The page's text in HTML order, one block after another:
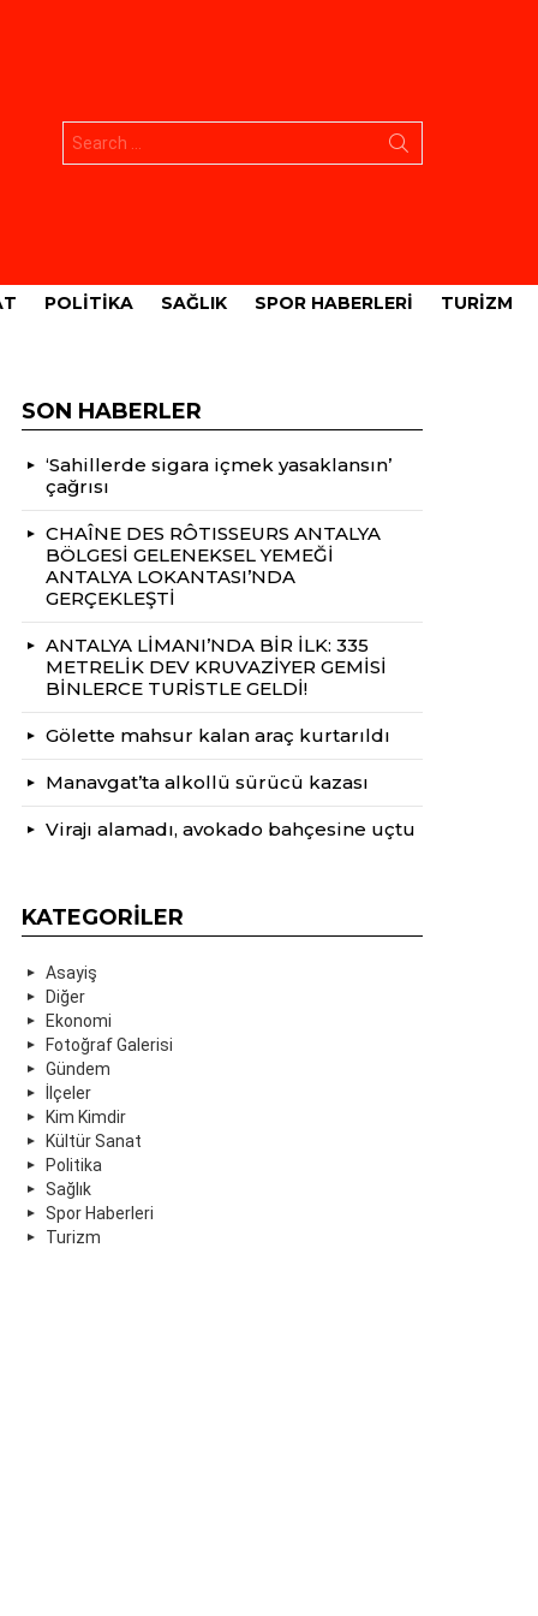
POLITIKA SAĞLIK SPOR HABERLERI TURIZM
SON HABERLER
‘Sahillerde sigara içmek yasaklansın’
çağrısı
CHAÎNE DES RÔTISSEURS ANTALYA
BÖLGESİ GELENEKSEL YEMEĞİ
ANTALYA LOKANTASI’NDA
GERÇEKLEŞTİ
ANTALYA LİMANI’NDA BİR İLK: 335
METRELİK DEV KRUVAZİYER GEMİSİ
BİNLERCE TURİSTLE GELDİ!
Gölette mahsur kalan araç kurtarıldı
Manavgat’ta alkollü sürücü kazası
Virajı alamadı, avokado bahçesine uçtu
KATEGORILER
Asayiş
Diğer
Ekonomi
Fotoğraf Galerisi
Gündem
İlçeler
Kim Kimdir
Kültür Sanat
Politika
Sağlık
Spor Haberleri
Turizm